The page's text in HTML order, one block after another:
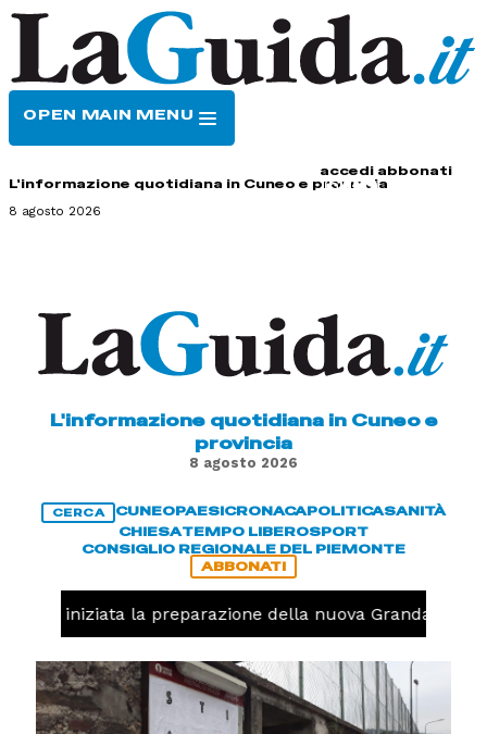
OPEN MAIN MENU
accedi abbonati
L'informazione quotidiana in Cuneo e provincia
8 agosto 2026
L'informazione quotidiana in Cuneo e
provincia
8 agosto 2026
CERCA CUNEOPAESICRONACAPOLITICASANITÀ
CHIESATEMPO LIBEROSPORT
CONSIGLIO REGIONALE DEL PIEMONTE
ABBONATI
iniziata la preparazione della nuova Granda Volley